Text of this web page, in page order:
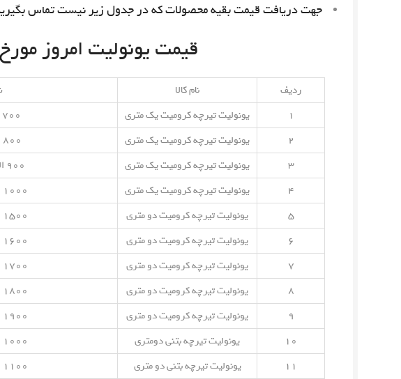
جهت دریافت قیمت بقیه محصولات که در جدول زیر نیست تماس
قیمت یونولیت امروز مورخ ۹۸/۰۷/۰۵
ردیف نام کالا
۱
یونولیت تیرچه کرومیت یک متری
۲
یونولیت تیرچه کرومیت یک متری ۸۰۰ الی ۹۰۰ گرم
۳
یونولیت تیرچه کرومیت یک متری ۹۰۰ الی ۱۰۰۰ گرم
۴
یونولیت تیرچه کرومیت یک متری ۱۰۰۰ الی ۱۱۰۰ گرم
۵
یونولیت تیرچه کرومیت دو متری ۱۵۰۰ الی ۱۶۰۰ گرم
۶
یونولیت تیرچه کرومیت دو متری ۱۶۰۰ الی ۱۷۰۰ گرم
۷
یونولیت تیرچه کرومیت دو متری ۱۷۰۰ الی ۱۸۰۰ گرم
۸
یونولیت تیرچه کرومیت دو متری ۱۸۰۰ الی ۱۹۰۰ گرم
۹
یونولیت تیرچه کرومیت دو متری ۱۹۰۰ الی ۲۰۰۰ گرم
۱۰
یونولیت تیرچه بتنی دومتری ۱۰۰۰ الی ۱۱۰۰ گرم
۱۱
یونولیت تیرچه بتنی دو متری ۱۱۰۰ الی ۱۲۰۰ گرم